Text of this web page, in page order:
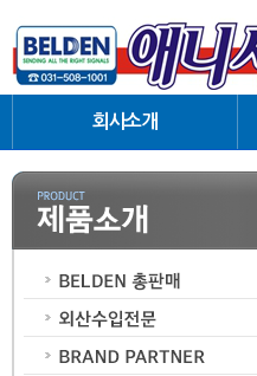
회사소개
협력업체
오시는길